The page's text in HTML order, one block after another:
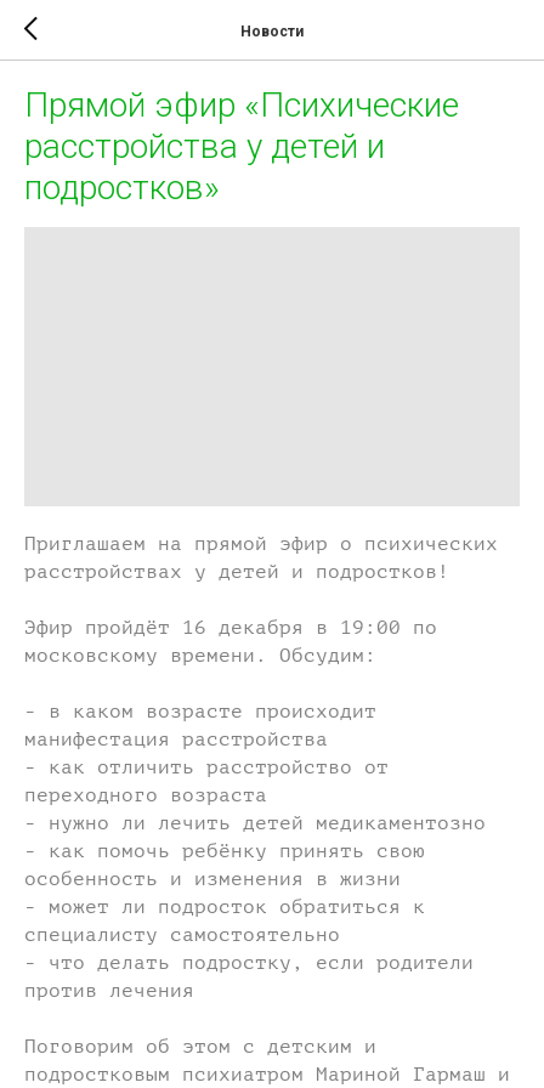
Новости
Прямой эфир «Психические
расстройства у детей и
подростков»
Приглашаем на прямой эфир о психических
расстройствах у детей и подростков!
Эфир пройдёт 16 декабря в 19:00 по
московскому времени. Обсудим:
- в каком возрасте происходит
манифестация расстройства
- как отличить расстройство от
переходного возраста
- нужно ли лечить детей медикаментозно
- как помочь ребёнку принять свою
особенность и изменения в жизни
- может ли подросток обратиться к
специалисту самостоятельно
- что делать подростку, если родители
против лечения
Поговорим об этом с детским и
подростковым психиатром Мариной Гармаш и